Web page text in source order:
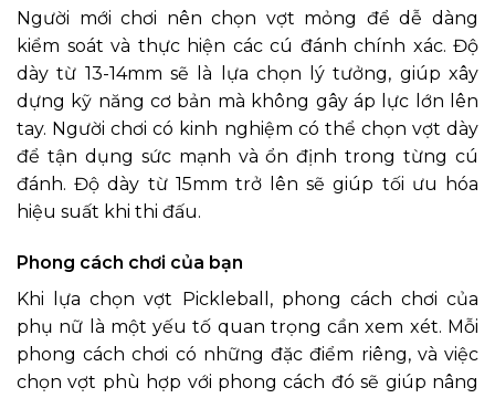
Người mới chơi nên chọn vợt mỏng để dễ dàng
kiểm soát và thực hiện các cú đánh chính xác. Độ
dày từ 13-14mm sẽ là lựa chọn lý tưởng, giúp xây
dựng kỹ năng cơ bản mà không gây áp lực lớn lên
tay. Người chơi có kinh nghiệm có thể chọn vợt dày
để tận dụng sức mạnh và ổn định trong từng cú
đánh. Độ dày từ 15mm trở lên sẽ giúp tối ưu hóa
hiệu suất khi thi đấu.
Phong cách chơi của bạn
Khi lựa chọn vợt Pickleball, phong cách chơi của
phụ nữ là một yếu tố quan trọng cần xem xét. Mỗi
phong cách chơi có những đặc điểm riêng, và việc
chọn vợt phù hợp với phong cách đó sẽ giúp nâng